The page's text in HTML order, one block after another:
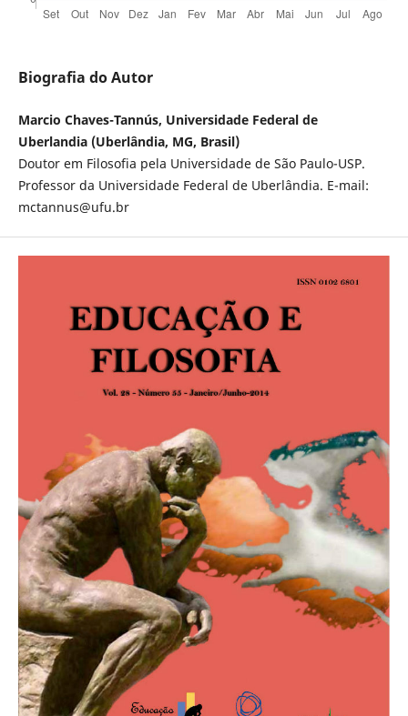
Biografia do Autor
Marcio Chaves-Tannús, Universidade Federal de
Uberlandia (Uberlândia, MG, Brasil)
Doutor em Filosofia pela Universidade de São Paulo-USP.
Professor da Universidade Federal de Uberlândia. E-mail:
mctannus@ufu.br